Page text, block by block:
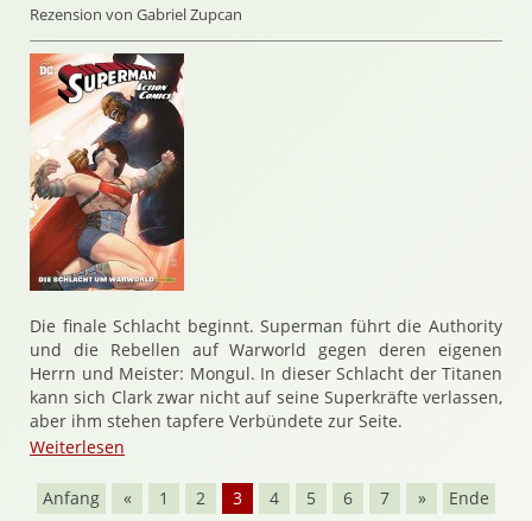
Rezension von Gabriel Zupcan
Die finale Schlacht beginnt. Superman führt die Authority
und die Rebellen auf Warworld gegen deren eigenen
Herrn und Meister: Mongul. In dieser Schlacht der Titanen
kann sich Clark zwar nicht auf seine Superkräfte verlassen,
aber ihm stehen tapfere Verbündete zur Seite.
Weiterlesen
Anfang « 1 2 3 4 5 6 7 » Ende